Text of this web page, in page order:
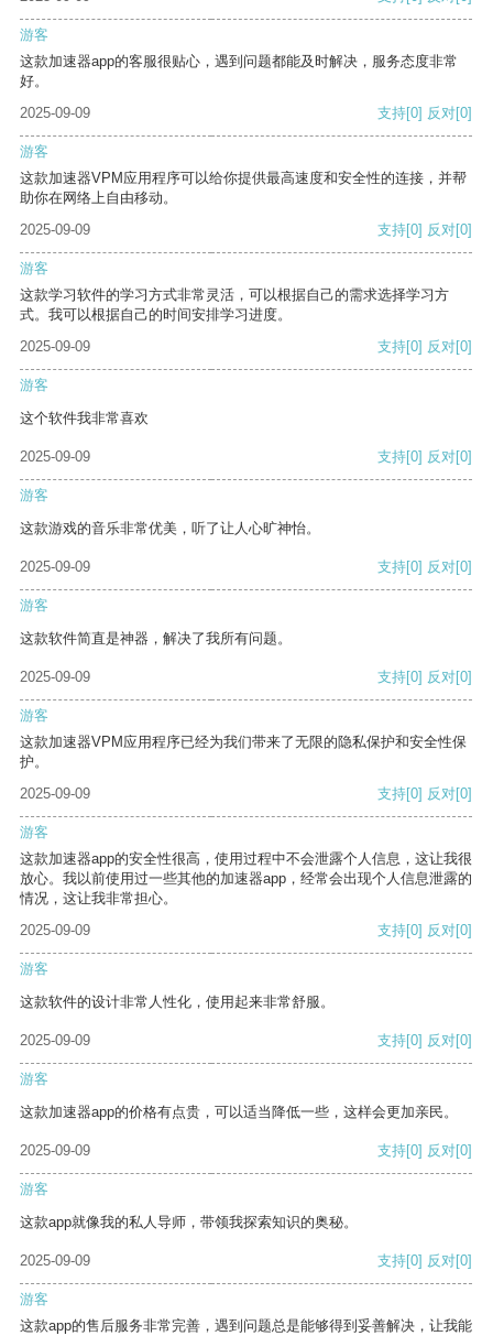
游客
这款加速器app的客服很贴心，遇到问题都能及时解决，服务态度非常
好。
2025-09-09
支持[0] 反对[0]
游客
这款加速器VPM应用程序可以给你提供最高速度和安全性的连接，并帮
助你在网络上自由移动。
2025-09-09
支持[0] 反对[0]
游客
这款学习软件的学习方式非常灵活，可以根据自己的需求选择学习方
式。我可以根据自己的时间安排学习进度。
2025-09-09
支持[0] 反对[0]
游客
这个软件我非常喜欢
2025-09-09 支持[0] 反对[0]
游客
这款游戏的音乐非常优美，听了让人心旷神怡。
2025-09-09 支持[0] 反对[0]
游客
这款软件简直是神器，解决了我所有问题。
2025-09-09 支持[0] 反对[0]
游客
这款加速器VPM应用程序已经为我们带来了无限的隐私保护和安全性保
护。
2025-09-09
支持[0] 反对[0]
游客
这款加速器app的安全性很高，使用过程中不会泄露个人信息，这让我很
放心。我以前使用过一些其他的加速器app，经常会出现个人信息泄露的
情况，这让我非常担心。
2025-09-09
支持[0] 反对[0]
游客
这款软件的设计非常人性化，使用起来非常舒服。
2025-09-09 支持[0] 反对[0]
游客
这款加速器app的价格有点贵，可以适当降低一些，这样会更加亲民。
2025-09-09 支持[0] 反对[0]
游客
这款app就像我的私人导师，带领我探索知识的奥秘。
2025-09-09 支持[0] 反对[0]
游客
这款app的售后服务非常完善，遇到问题总是能够得到妥善解决，让我能